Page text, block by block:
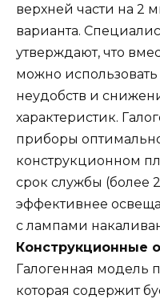
верхней части на 2
варианта.
утверждают, что
можно использовать
неудобств и
характеристик.
приборы
конструкционном
срок службы (более
эффективнее
с лампами
Конструкционные
Галогенная модель
которая содержит